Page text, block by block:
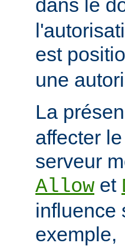
dans le
est
une
La
affecter
serveur
Allow et
influence
exemple,